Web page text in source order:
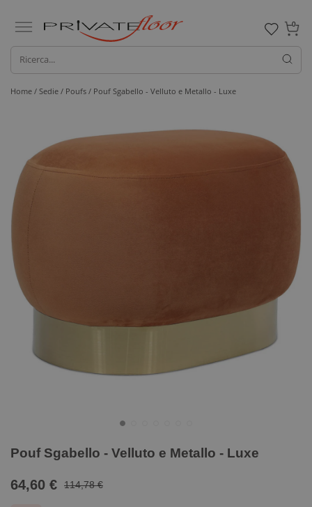
0
Home / Sedie / Poufs / Pouf Sgabello - Velluto e Metallo - Luxe
Pouf Sgabello - Velluto e Metallo - Luxe
64,60 € 114,78 €